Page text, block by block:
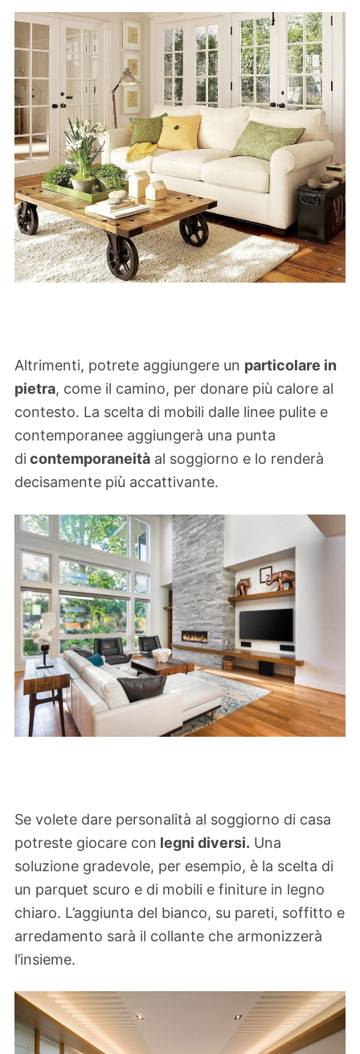
Altrimenti, potrete aggiungere un particolare in
pietra, come il camino, per donare più calore al
contesto. La scelta di mobili dalle linee pulite e
contemporanee aggiungerà una punta
di contemporaneità al soggiorno e lo renderà
decisamente più accattivante.
Se volete dare personalità al soggiorno di casa
potreste giocare con legni diversi. Una
soluzione gradevole, per esempio, è la scelta di
un parquet scuro e di mobili e finiture in legno
chiaro. L’aggiunta del bianco, su pareti, soffitto e
arredamento sarà il collante che armonizzerà
l’insieme.